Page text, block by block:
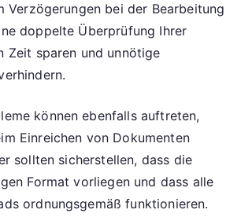
Verzögerungen bei der Bearbeitung
doppelte Überprüfung Ihrer
Zeit sparen und unnötige
können ebenfalls auftreten,
Einreichen von Dokumenten
sollten sicherstellen, dass die
Format vorliegen und dass alle
ordnungsgemäß funktionieren.